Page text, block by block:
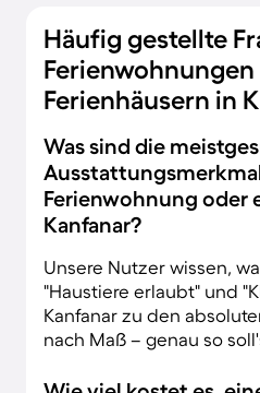
Häufig gestellte
Ferienwohnungen
Ferienhäusern in
Was sind die
Ferienwohnung oder
Kanfanar?
Unsere Nutzer wissen,
"Haustiere erlaubt" und
Kanfanar zu den
nach Maß – genau so